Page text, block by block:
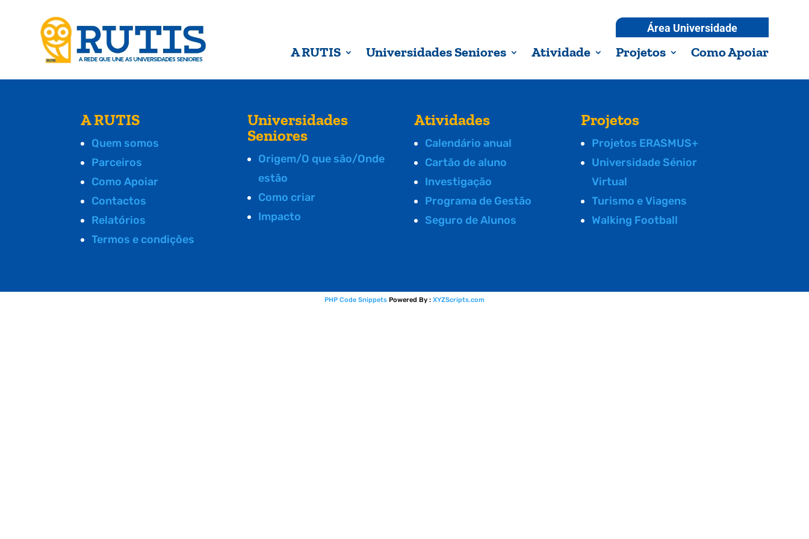
Área Universidade
A RUTIS Universidades Seniores Atividade Projetos Como Apoiar
A RUTIS
Quem somos
Parceiros
Como Apoiar
Contactos
Relatórios
Termos e condições
Universidades
Seniores
Origem/O que são/Onde
estão
Como criar
Impacto
Atividades
Calendário anual
Cartão de aluno
Investigação
Programa de Gestão
Seguro de Alunos
Projetos
Projetos ERASMUS+
Universidade Sénior
Virtual
Turismo e Viagens
Walking Football
PHP Code Snippets Powered By : XYZScripts.com